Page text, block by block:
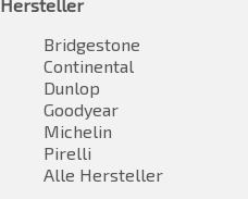
Hersteller
Bridgestone
Continental
Dunlop
Goodyear
Michelin
Pirelli
Alle Hersteller